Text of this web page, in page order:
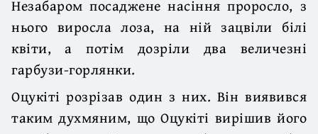
Незабаром посаджене насіння проросло, з
нього виросла лоза, на ній зацвіли білі
квіти, а потім дозріли два величезні
гарбузи-горлянки.
Оцукіті розрізав один з них. Він виявився
таким духмяним, що Оцукіті вирішив його